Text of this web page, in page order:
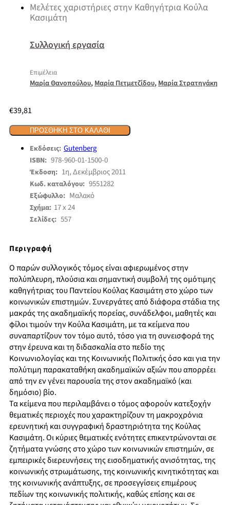
Μελέτες χαριστήριες στην Καθηγήτρια Κούλα
Κασιμάτη
Συλλογική εργασία
Επιμέλεια
Μαρία Θανοπούλου,Μαρία Πετμετζίδου,Μαρία Στρατηγάκη
€39,81
ΠΡΟΣΘΉΚΗ ΣΤΟ ΚΑΛΆΘΙ
Εκδόσεις: Gutenberg
ISBN: 978-960-01-1500-0
Έκδοση: 1η, Δεκέμβριος 2011
Κωδ. καταλόγου: 9551282
Εξώφυλλο: Μαλακό
Σχήμα: 17 x 24
Σελίδες: 557
Περιγραφή
Ο παρών συλλογικός τόμος είναι αφιερωμένος στην
πολύπλευρη, πλούσια και σημαντική συμβολή της ομότιμης
καθηγήτριας του Παντείου Κούλας Κασιμάτη στο χώρο των
κοινωνικών επιστημών. Συνεργάτες από διάφορα στάδια της
μακράς της ακαδημαϊκής πορείας, συνάδελφοι, μαθητές και
φίλοι τιμούν την Κούλα Κασιμάτη, με τα κείμενα που
συναπαρτίζουν τον τόμο αυτό, τόσο για τη συνεισφορά της
στην έρευνα και τη διδασκαλία στο πεδίο της
Κοινωνιολογίας και της Κοινωνικής Πολιτικής όσο και για την
πολύτιμη παρακαταθήκη ακαδημαϊκών αξιών που απορρέει
από την εν γένει παρουσία της στον ακαδημαϊκό (και
δημόσιο) βίο.
Τα κείμενα που περιλαμβάνει ο τόμος αφορούν κατεξοχήν
θεματικές περιοχές που χαρακτηρίζουν τη μακροχρόνια
ερευνητική και συγγραφική δραστηριότητα της Κούλας
Κασιμάτη. Οι κύριες θεματικές ενότητες επικεντρώνονται σε
ζητήματα γνώσης στο χώρο των κοινωνικών επιστημών, σε
εμπειρικές διερευνήσεις της εισοδηματικής ανισότητας, της
κοινωνικής στρωμάτωσης, της κοινωνικής κινητικότητας και
της κοινωνικής ανάπτυξης, σε προσεγγίσεις επιμέρους
πεδίων της κοινωνικής πολιτικής, καθώς επίσης και σε